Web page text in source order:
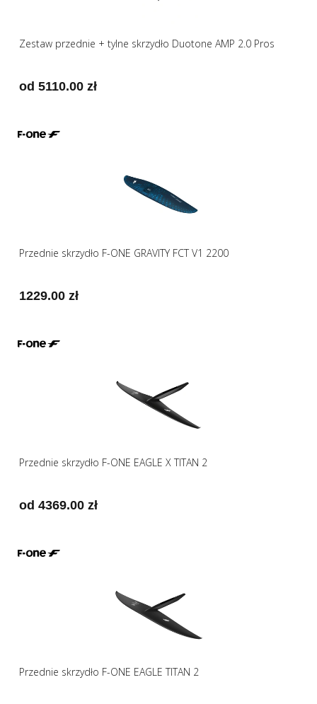
Zestaw przednie + tylne skrzydło Duotone AMP 2.0 Pros
od 5110.00 zł
Przednie skrzydło F-ONE GRAVITY FCT V1 2200
1229.00 zł
Przednie skrzydło F-ONE EAGLE X TITAN 2
od 4369.00 zł
Przednie skrzydło F-ONE EAGLE TITAN 2